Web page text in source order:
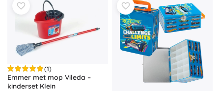
(1)
Emmer met mop Vileda –
kinderset Klein